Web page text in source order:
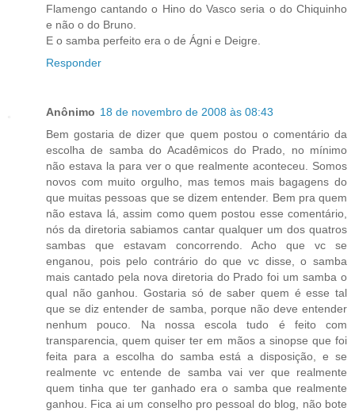
Flamengo cantando o Hino do Vasco seria o do Chiquinho
e não o do Bruno.
E o samba perfeito era o de Ágni e Deigre.
Responder
Anônimo 18 de novembro de 2008 às 08:43
Bem gostaria de dizer que quem postou o comentário da
escolha de samba do Acadêmicos do Prado, no mínimo
não estava la para ver o que realmente aconteceu. Somos
novos com muito orgulho, mas temos mais bagagens do
que muitas pessoas que se dizem entender. Bem pra quem
não estava lá, assim como quem postou esse comentário,
nós da diretoria sabiamos cantar qualquer um dos quatros
sambas que estavam concorrendo. Acho que vc se
enganou, pois pelo contrário do que vc disse, o samba
mais cantado pela nova diretoria do Prado foi um samba o
qual não ganhou. Gostaria só de saber quem é esse tal
que se diz entender de samba, porque não deve entender
nenhum pouco. Na nossa escola tudo é feito com
transparencia, quem quiser ter em mãos a sinopse que foi
feita para a escolha do samba está a disposição, e se
realmente vc entende de samba vai ver que realmente
quem tinha que ter ganhado era o samba que realmente
ganhou. Fica ai um conselho pro pessoal do blog, não bote